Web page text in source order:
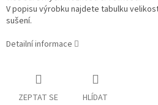
V popisu výrobku najdete tabulku
sušení.
Detailní informace
ZEPTAT SE HLÍDAT